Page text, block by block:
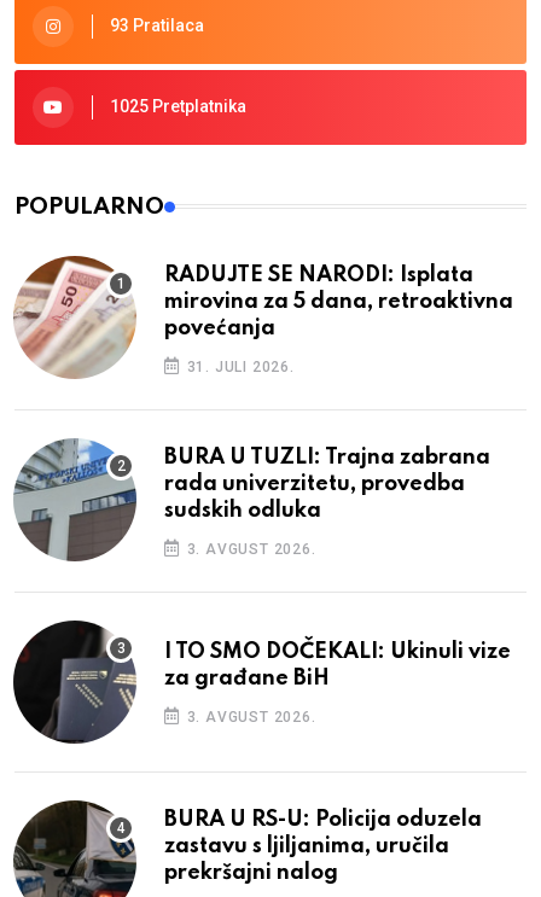
93 Pratilaca
1025 Pretplatnika
POPULARNO
RADUJTE SE NARODI: Isplata
mirovina za 5 dana, retroaktivna
povećanja
31. JULI 2026.
BURA U TUZLI: Trajna zabrana
rada univerzitetu, provedba
sudskih odluka
3. AVGUST 2026.
I TO SMO DOČEKALI: Ukinuli vize
za građane BiH
3. AVGUST 2026.
BURA U RS-U: Policija oduzela
zastavu s ljiljanima, uručila
prekršajni nalog